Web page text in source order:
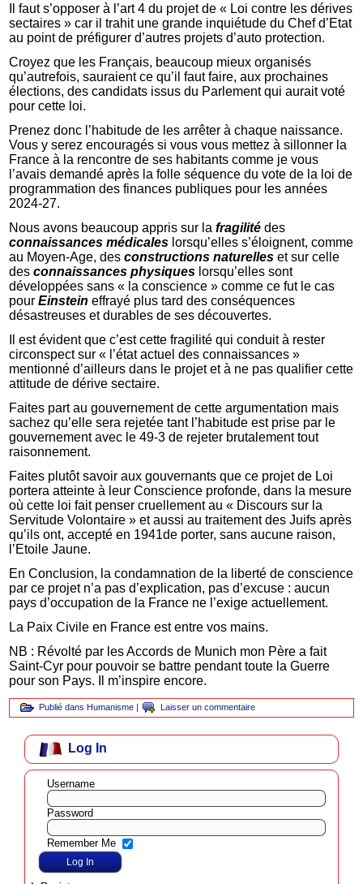
Il faut s’opposer à l’art 4 du projet de « Loi contre les dérives
sectaires » car il trahit une grande inquiétude du Chef d’Etat
au point de préfigurer d’autres projets d’auto protection.
Croyez que les Français, beaucoup mieux organisés
qu’autrefois, sauraient ce qu’il faut faire, aux prochaines
élections, des candidats issus du Parlement qui aurait voté
pour cette loi.
Prenez donc l’habitude de les arrêter à chaque naissance.
Vous y serez encouragés si vous vous mettez à sillonner la
France à la rencontre de ses habitants comme je vous
l’avais demandé après la folle séquence du vote de la loi de
programmation des finances publiques pour les années
2024-27.
Nous avons beaucoup appris sur lafragilité des
connaissances médicales lorsqu’elles s’éloignent, comme
au Moyen-Age, desconstructions naturelles et sur celle
desconnaissances physiques lorsqu’elles sont
développées sans « la conscience » comme ce fut le cas
pourEinstein effrayé plus tard des conséquences
désastreuses et durables de ses découvertes.
Il est évident que c’est cette fragilité qui conduit à rester
circonspect sur « l’état actuel des connaissances »
mentionné d’ailleurs dans le projet et à ne pas qualifier cette
attitude de dérive sectaire.
Faites part au gouvernement de cette argumentation mais
sachez qu’elle sera rejetée tant l’habitude est prise par le
gouvernement avec le 49-3 de rejeter brutalement tout
raisonnement.
Faites plutôt savoir aux gouvernants que ce projet de Loi
portera atteinte à leur Conscience profonde, dans la mesure
où cette loi fait penser cruellement au « Discours sur la
Servitude Volontaire » et aussi au traitement des Juifs après
qu’ils ont, accepté en 1941de porter, sans aucune raison,
l’Etoile Jaune.
En Conclusion, la condamnation de la liberté de conscience
par ce projet n’a pas d’explication, pas d’excuse : aucun
pays d’occupation de la France ne l’exige actuellement.
La Paix Civile en France est entre vos mains.
NB : Révolté par les Accords de Munich mon Père a fait
Saint-Cyr pour pouvoir se battre pendant toute la Guerre
pour son Pays. Il m’inspire encore.
Publié dans Humanisme | Laisser un commentaire
Log In
Username
Password
Remember Me